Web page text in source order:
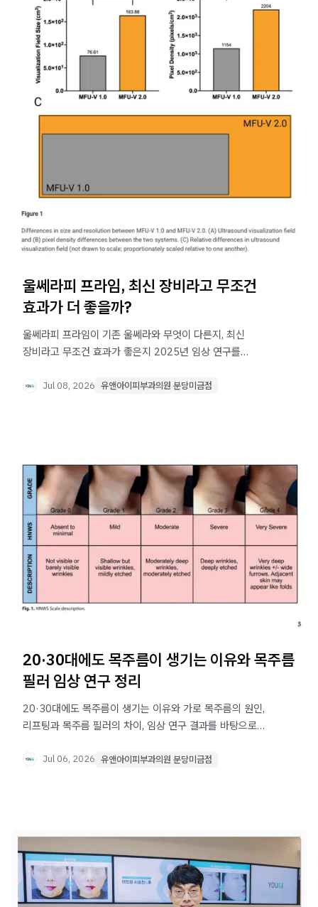
울쎄라피 프라임, 최신 장비라고 무조건
효과가 더 좋을까?
울쎄라피 프라임이 기존 울쎄라와 무엇이 다른지, 최신
장비라고 무조건 효과가 좋은지 2025년 임상 연구를
정리했습니다.
Jul 08, 2026 유앤아이피부과의원 분당미금점
20·30대에도 목주름이 생기는 이유와 목주름
필러 임상 연구 정리
20·30대에도 목주름이 생기는 이유와 가로 목주름의 원인,
리프팅과 목주름 필러의 차이, 임상 연구 결과를 바탕으로
Jul 06, 2026 유앤아이피부과의원 분당미금점